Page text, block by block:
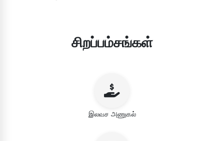
சிறப்பம்சங்கள்
இலவச அணுகல்